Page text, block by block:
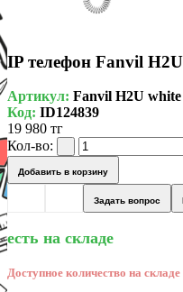
IP телефон Fanvil
Артикул: Fanvil H2U white
Код: ID124839
19 980 тг
Кол-во:
Добавить в корзину
Задать вопрос
есть на складе
Доступное количество на